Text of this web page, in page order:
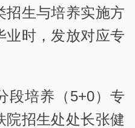
招生与培养实施方
业时，发放对应专
段培养（5+0）专
院招生处处长张健